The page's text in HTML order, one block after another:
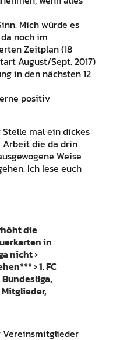
Mich würde es
noch im
Zeitplan (18
August/Sept. 2017)
in den nächsten 12
positiv
mal ein dickes
Arbeit die da drin
Weise
Ich lese euch
die
in
nicht ›
› 1. FC